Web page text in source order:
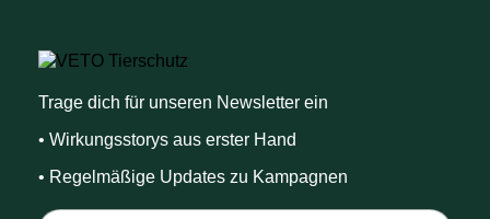
Trage dich für unseren Newsletter ein
• Wirkungsstorys aus erster Hand
• Regelmäßige Updates zu Kampagnen